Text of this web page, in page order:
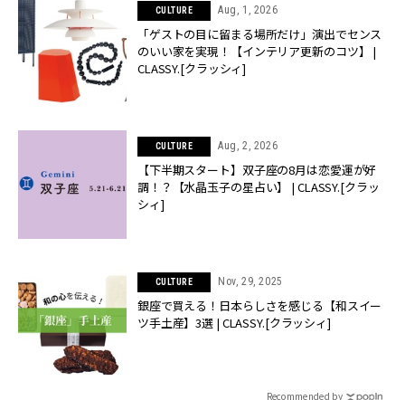
CULTURE Aug, 1, 2026
「ゲストの目に留まる場所だけ」演出でセンス
のいい家を実現！【インテリア更新のコツ】 |
CLASSY.[クラッシィ]
CULTURE Aug, 2, 2026
【下半期スタート】双子座の8月は恋愛運が好
調！？【水晶玉子の星占い】 | CLASSY.[クラッ
シィ]
CULTURE Nov, 29, 2025
銀座で買える！日本らしさを感じる【和スイー
ツ手土産】3選 | CLASSY.[クラッシィ]
Recommended by